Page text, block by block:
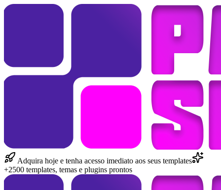
Adquira hoje e tenha acesso imediato aos seus templates
+2500 templates, temas e plugins prontos